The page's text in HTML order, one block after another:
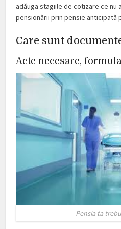
adăuga stagiile de cotizare ce nu
pensionării prin pensie anticipată
Care sunt
Acte necesare,
Pensia ta